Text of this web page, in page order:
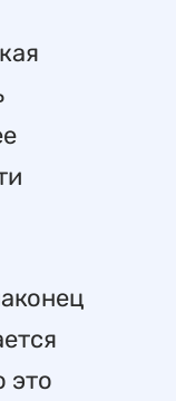
это